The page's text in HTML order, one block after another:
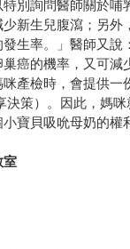
別詢問醫師關於哺
少新生兒腹瀉；另
生率。」醫師又說
癌的機率，又可減
產檢時，會提供一
決策）。因此，媽
寶貝吸吮母奶的權
室